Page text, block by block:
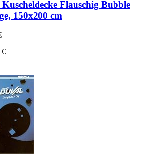
Flauschig Bubble
150x200 cm
€